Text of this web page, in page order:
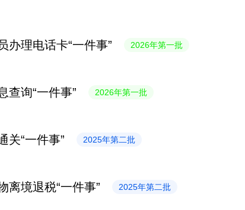
办理电话卡“一件事” 2026年第一批
查询“一件事” 2026年第一批
关“一件事” 2025年第二批
离境退税“一件事” 2025年第二批